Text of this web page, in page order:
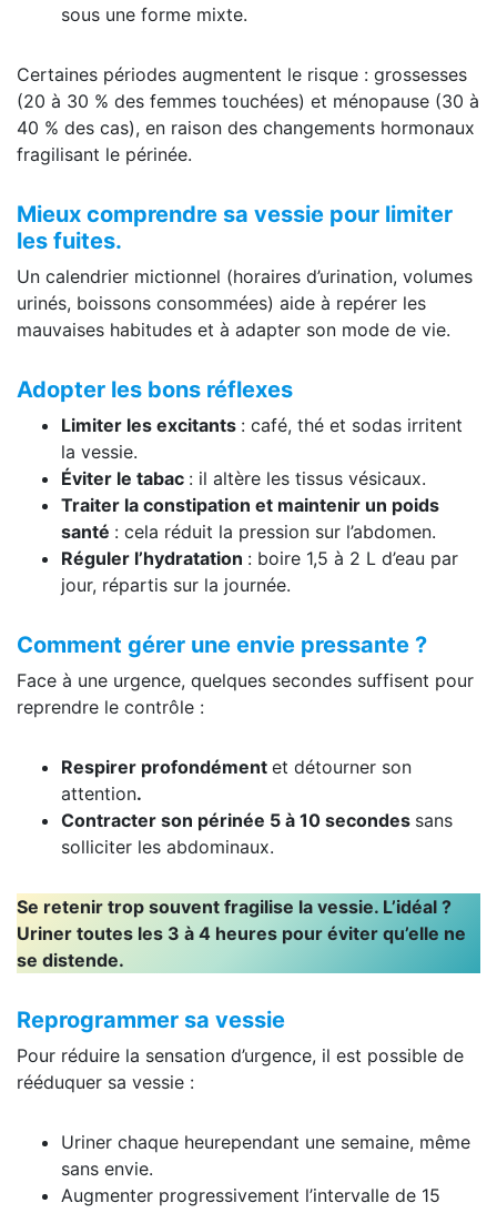
sous une forme mixte.
Certaines périodes augmentent le risque : grossesses
(20 à 30 % des femmes touchées) et ménopause (30 à
40 % des cas), en raison des changements hormonaux
fragilisant le périnée.
Mieux comprendre sa vessie pour limiter
les fuites.
Un calendrier mictionnel (horaires d’urination, volumes
urinés, boissons consommées) aide à repérer les
mauvaises habitudes et à adapter son mode de vie.
Adopter les bons réflexes
Limiter les excitants : café, thé et sodas irritent
la vessie.
Éviter le tabac : il altère les tissus vésicaux.
Traiter la constipation et maintenir un poids
santé : cela réduit la pression sur l’abdomen.
Réguler l’hydratation : boire 1,5 à 2 L d’eau par
jour, répartis sur la journée.
Comment gérer une envie pressante ?
Face à une urgence, quelques secondes suffisent pour
reprendre le contrôle :
Respirer profondément et détourner son
attention.
Contracter son périnée 5 à 10 secondes sans
solliciter les abdominaux.
Se retenir trop souvent fragilise la vessie. L’idéal ?
Uriner toutes les 3 à 4 heures pour éviter qu’elle ne
se distende.
Reprogrammer sa vessie
Pour réduire la sensation d’urgence, il est possible de
rééduquer sa vessie :
Uriner chaque heurependant une semaine, même
sans envie.
Augmenter progressivement l’intervalle de 15